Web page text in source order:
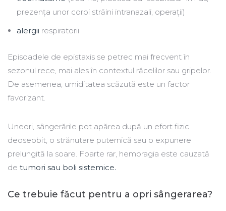
prezența unor corpi străini intranazali, operații)
alergii respiratorii
Episoadele de epistaxis se petrec mai frecvent în
sezonul rece, mai ales în contextul răcelilor sau gripelor.
De asemenea, umiditatea scăzută este un factor
favorizant.
Uneori, sângerările pot apărea după un efort fizic
deoseobit, o strănutare puternică sau o expunere
prelungită la soare. Foarte rar, hemoragia este cauzată
de tumori sau boli sistemice.
Ce trebuie făcut pentru a opri sângerarea?